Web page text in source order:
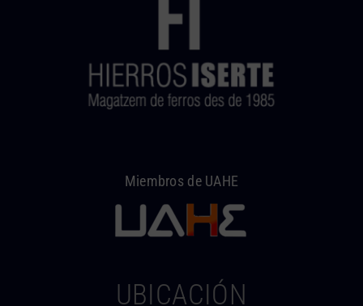
Miembros de UAHE
UBICACIÓN